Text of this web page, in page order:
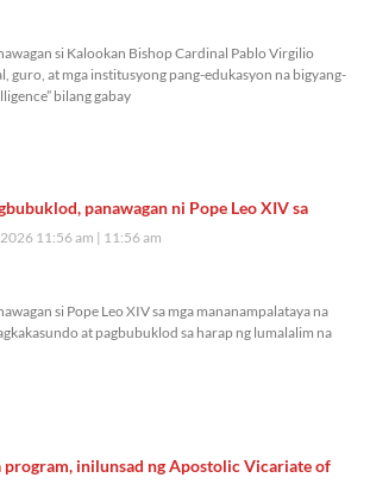
si Kalookan Bishop Cardinal Pablo Virgilio
guro, at mga institusyong pang-edukasyon na bigyang-
bilang gabay
panawagan ni Pope Leo XIV sa
11:56 am 11:56 am
si Pope Leo XIV sa mga mananampalataya na
at pagbubuklod sa harap ng lumalalim na
inilunsad ng Apostolic Vicariate of